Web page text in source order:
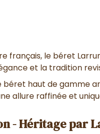
français, le béret
et la tradition
béret haut de gamme
allure raffinée et
- Héritage par